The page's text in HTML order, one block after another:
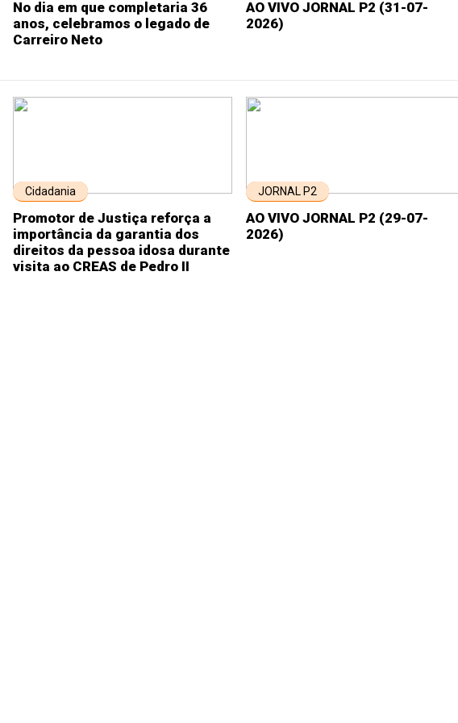
No dia em que completaria 36
anos, celebramos o legado de
Carreiro Neto
AO VIVO JORNAL P2 (31-07-
2026)
Cidadania
Promotor de Justiça reforça a
importância da garantia dos
direitos da pessoa idosa durante
visita ao CREAS de Pedro II
JORNAL P2
AO VIVO JORNAL P2 (29-07-
2026)